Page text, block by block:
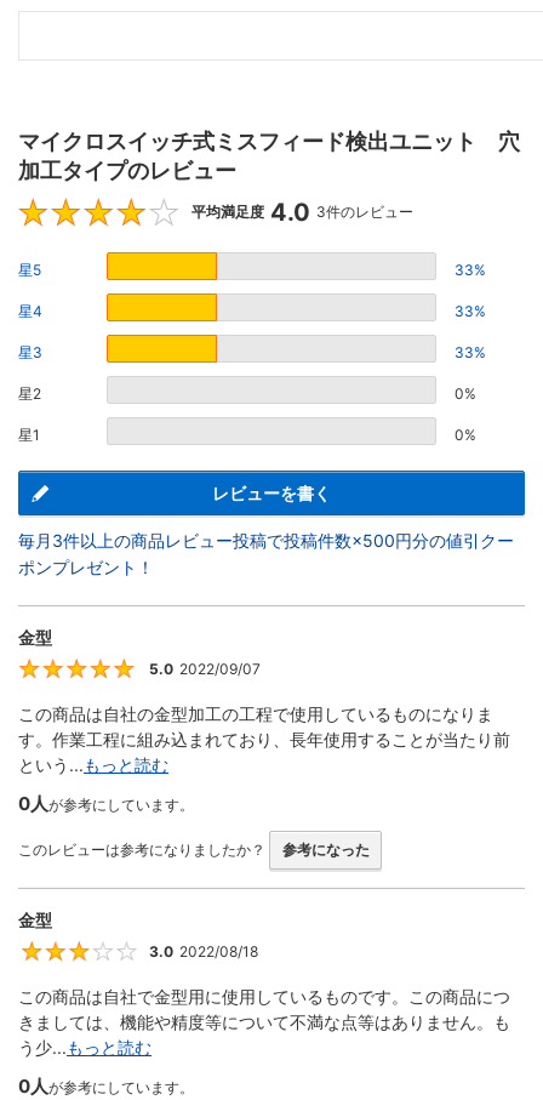
マイクロスイッチ式ミスフィード検出ユニット 穴
加工タイプのレビュー
4
平均満足度 4.0 3件のレビュー
星5 33%
星4 33%
星3 33%
星2 0%
星1 0%
レビューを書く
毎月3件以上の商品レビュー投稿で投稿件数×500円分の値引クー
ポンプレゼント！
金型
5
5.0 2022/09/07
この商品は自社の金型加工の工程で使用しているものになりま
す。作業工程に組み込まれており、長年使用することが当たり前
という...もっと読む
0人が参考にしています。
このレビューは参考になりましたか？ 参考になった
金型
3
3.0 2022/08/18
この商品は自社で金型用に使用しているものです。この商品につ
きましては、機能や精度等について不満な点等はありません。も
う少...もっと読む
0人が参考にしています。